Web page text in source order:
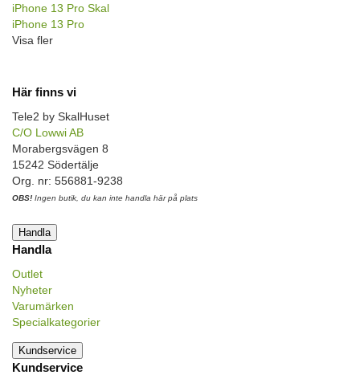
iPhone 13 Pro Skal
iPhone 13 Pro
Visa fler
Här finns vi
Tele2 by SkalHuset
C/O Lowwi AB
Morabergsvägen 8
15242 Södertälje
Org. nr: 556881-9238
OBS! Ingen butik, du kan inte handla här på plats
Handla
Handla
Outlet
Nyheter
Varumärken
Specialkategorier
Kundservice
Kundservice